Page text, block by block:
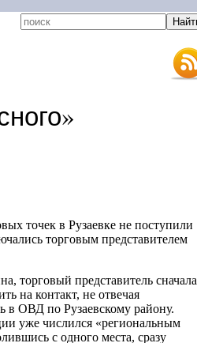
точек в Рузаевке не поступили
торговым представителем
торговый представитель сначала
на контакт, не отвечая
в ОВД по Рузаевскому району.
уже числился «региональным
с одного места, сразу